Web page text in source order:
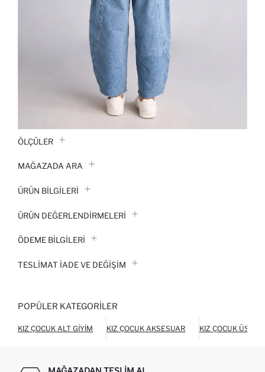
ÖLÇÜLER
MAĞAZADA ARA
ÜRÜN BILGILERI
ÜRÜN DEĞERLENDİRMELERİ
ÖDEME BİLGİLERİ
TESLIMAT İADE VE DEĞIŞIM
POPÜLER KATEGORILER
KIZ ÇOCUK ALT GIYIM KIZ ÇOCUK AKSESUAR KIZ ÇOCUK ÜST